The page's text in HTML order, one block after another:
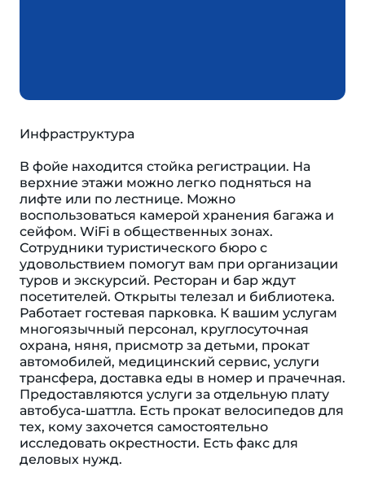
Инфраструктура
В фойе находится стойка регистрации. На
верхние этажи можно легко подняться на
лифте или по лестнице. Можно
воспользоваться камерой хранения багажа и
сейфом. WiFi в общественных зонах.
Сотрудники туристического бюро с
удовольствием помогут вам при организации
туров и экскурсий. Ресторан и бар ждут
посетителей. Открыты телезал и библиотека.
Работает гостевая парковка. К вашим услугам
многоязычный персонал, круглосуточная
охрана, няня, присмотр за детьми, прокат
автомобилей, медицинский сервис, услуги
трансфера, доставка еды в номер и прачечная.
Предоставляются услуги за отдельную плату
автобуса-шаттла. Есть прокат велосипедов для
тех, кому захочется самостоятельно
исследовать окрестности. Есть факс для
деловых нужд.